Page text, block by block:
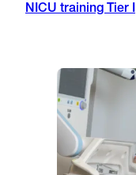
NICU training Tier I